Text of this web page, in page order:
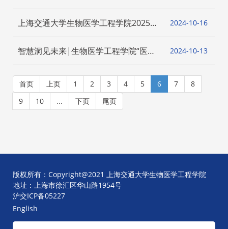
工智启”讲堂第三期顺利举办
上海交通大学生物医学工程学院2025届
本科毕业设计动员会顺利举办
16
2024-10
智慧洞见未来|生物医学工程学院“医工
笃行”学堂第一期顺利开展
13
2024-10
首页 上页 1 2 3 4 5 6 7
8
9
10 ... 下页 尾页
版权所有：Copyright@2021 上海交通大学生物医学工程学院
地址：上海市徐汇区华山路1954号
沪交ICP备05227
English